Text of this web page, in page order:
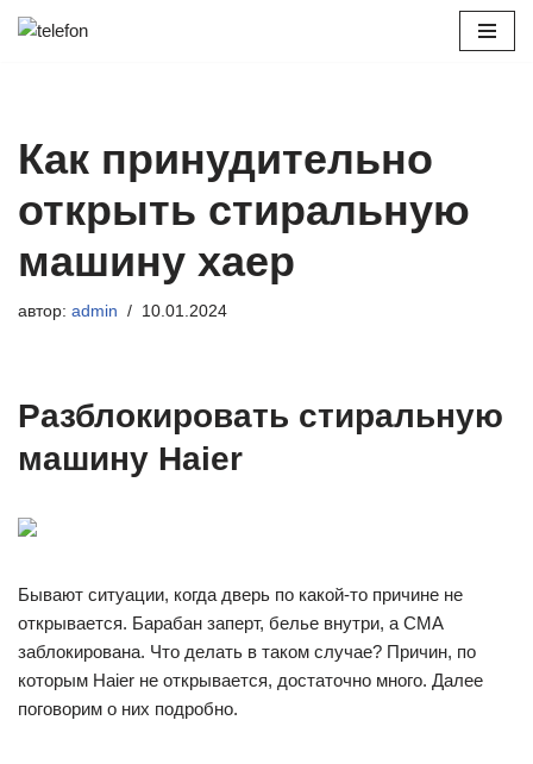
Как принудительно
открыть стиральную
машину хаер
автор: admin 10.01.2024
Разблокировать стиральную
машину Haier
Бывают ситуации, когда дверь по какой-то причине не
открывается. Барабан заперт, белье внутри, а СМА
заблокирована. Что делать в таком случае? Причин, по
которым Haier не открывается, достаточно много. Далее
поговорим о них подробно.